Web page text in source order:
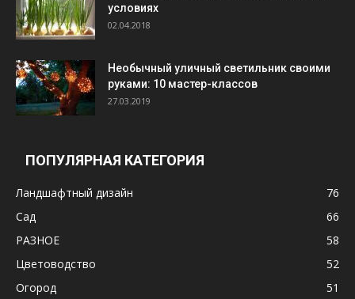
условиях
02.04.2018
Необычный уличный светильник своими
руками: 10 мастер-классов
27.03.2019
ПОПУЛЯРНАЯ КАТЕГОРИЯ
Ландшафтный дизайн
76
Сад
66
РАЗНОЕ
58
Цветоводство
52
Огород
51